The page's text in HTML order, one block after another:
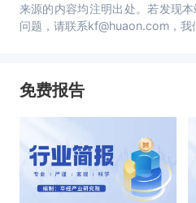
来源的内容均注明出处。若发现
问题，请联系kf@huaon.com，我
免费报告